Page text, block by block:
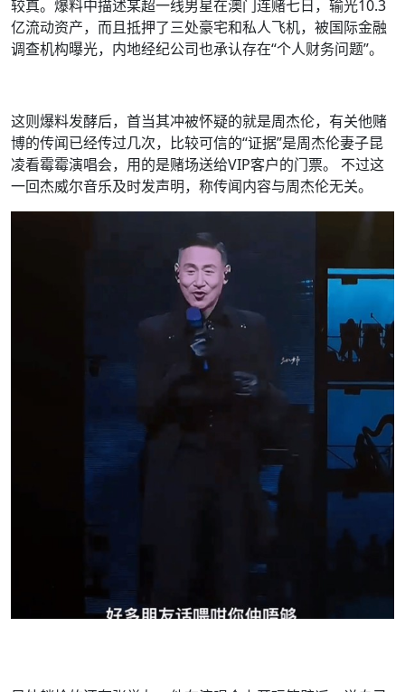
较真。爆料中描述某超一线男星在澳门连赌七日，输光10.3
亿流动资产，而且抵押了三处豪宅和私人飞机，被国际金融
调查机构曝光，内地经纪公司也承认存在“个人财务问题”。
这则爆料发酵后，首当其冲被怀疑的就是周杰伦，有关他赌
博的传闻已经传过几次，比较可信的“证据”是周杰伦妻子昆
凌看霉霉演唱会，用的是赌场送给VIP客户的门票。 不过这
一回杰威尔音乐及时发声明，称传闻内容与周杰伦无关。